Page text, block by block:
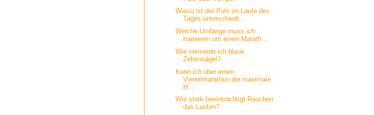
Wieso ist der Puls im Laufe des
Tages unterschiedl...
Welche Umfänge muss ich
trainieren um einen Marath...
Wie vermeide ich blaue
Zehennägel?
Kann ich über einen
Viertelmarathon die maximale
H...
Wie stark beeinträchtigt Rauchen
das Laufen?